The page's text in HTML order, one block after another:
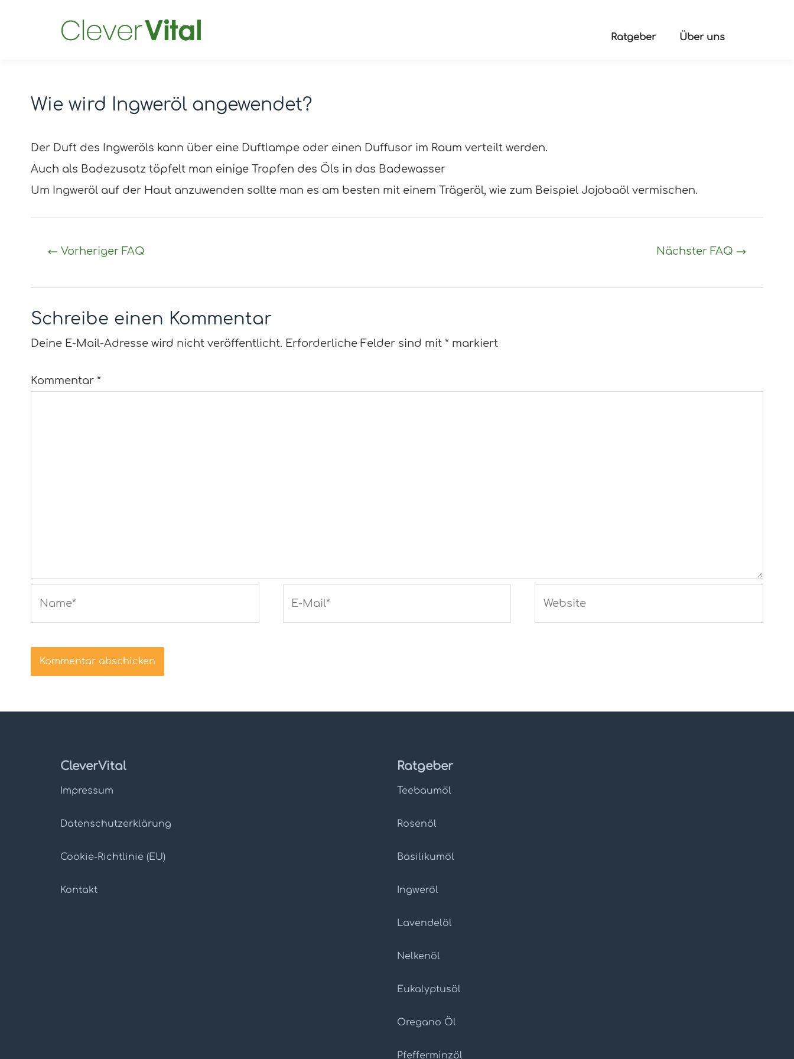
Ratgeber Über uns
Wie wird Ingweröl angewendet?
Der Duft des Ingweröls kann über eine Duftlampe oder einen Duffusor im Raum verteilt werden.
Auch als Badezusatz töpfelt man einige Tropfen des Öls in das Badewasser
Um Ingweröl auf der Haut anzuwenden sollte man es am besten mit einem Trägeröl, wie zum Beispiel Jojobaöl vermischen.
Post
← Vorheriger FAQ Nächster FAQ →
Schreibe einen Kommentar
Deine E-Mail-Adresse wird nicht veröffentlicht. Erforderliche Felder sind mit * markiert
Kommentar *
CleverVital
Impressum
Datenschutz­erklärung
Cookie-Richtlinie (EU)
Kontakt
Ratgeber
Teebaumöl
Rosenöl
Basilikumöl
Ingweröl
Lavendelöl
Nelkenöl
Eukalyptusöl
Oregano Öl
Pfefferminzöl